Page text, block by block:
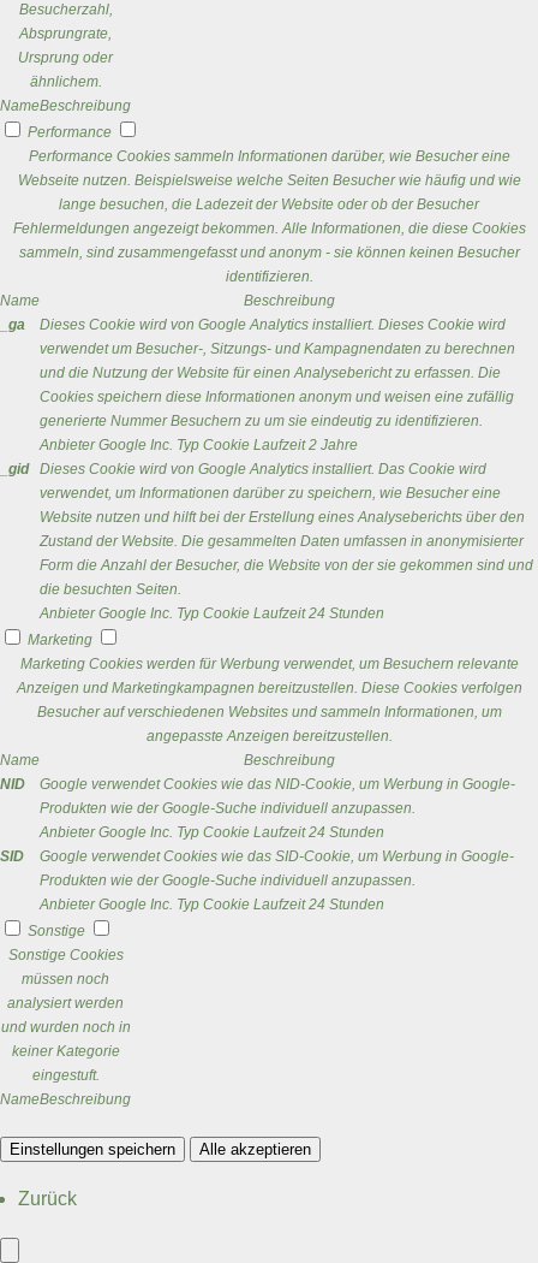
Besucherzahl,
Absprungrate,
Ursprung oder
ähnlichem.
NameBeschreibung
Performance
Performance Cookies sammeln Informationen darüber, wie Besucher eine
Webseite nutzen. Beispielsweise welche Seiten Besucher wie häufig und wie
lange besuchen, die Ladezeit der Website oder ob der Besucher
Fehlermeldungen angezeigt bekommen. Alle Informationen, die diese Cookies
sammeln, sind zusammengefasst und anonym - sie können keinen Besucher
identifizieren.
Name
Beschreibung
_ga
Dieses Cookie wird von Google Analytics installiert. Dieses Cookie wird
verwendet um Besucher-, Sitzungs- und Kampagnendaten zu berechnen
und die Nutzung der Website für einen Analysebericht zu erfassen. Die
Cookies speichern diese Informationen anonym und weisen eine zufällig
generierte Nummer Besuchern zu um sie eindeutig zu identifizieren.
Anbieter Google Inc. Typ Cookie Laufzeit 2 Jahre
_gid
Dieses Cookie wird von Google Analytics installiert. Das Cookie wird
verwendet, um Informationen darüber zu speichern, wie Besucher eine
Website nutzen und hilft bei der Erstellung eines Analyseberichts über den
Zustand der Website. Die gesammelten Daten umfassen in anonymisierter
Form die Anzahl der Besucher, die Website von der sie gekommen sind und
die besuchten Seiten.
Anbieter Google Inc. Typ Cookie Laufzeit 24 Stunden
Marketing
Marketing Cookies werden für Werbung verwendet, um Besuchern relevante
Anzeigen und Marketingkampagnen bereitzustellen. Diese Cookies verfolgen
Besucher auf verschiedenen Websites und sammeln Informationen, um
angepasste Anzeigen bereitzustellen.
Name
Beschreibung
NID
Google verwendet Cookies wie das NID-Cookie, um Werbung in Google-
Produkten wie der Google-Suche individuell anzupassen.
Anbieter Google Inc. Typ Cookie Laufzeit 24 Stunden
SID
Google verwendet Cookies wie das SID-Cookie, um Werbung in Google-
Produkten wie der Google-Suche individuell anzupassen.
Anbieter Google Inc. Typ Cookie Laufzeit 24 Stunden
Sonstige
Sonstige Cookies
müssen noch
analysiert werden
und wurden noch in
keiner Kategorie
eingestuft.
NameBeschreibung
Einstellungen speichern Alle akzeptieren
Zurück